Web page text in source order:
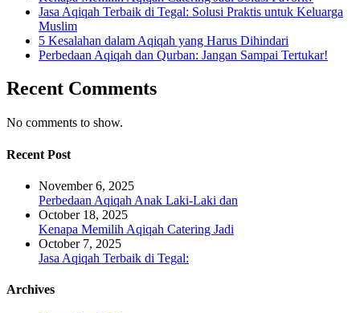
Jasa Aqiqah Terbaik di Tegal: Solusi Praktis untuk Keluarga
Muslim
5 Kesalahan dalam Aqiqah yang Harus Dihindari
Perbedaan Aqiqah dan Qurban: Jangan Sampai Tertukar!
Recent Comments
No comments to show.
Recent Post
November 6, 2025
Perbedaan Aqiqah Anak Laki-Laki dan
October 18, 2025
Kenapa Memilih Aqiqah Catering Jadi
October 7, 2025
Jasa Aqiqah Terbaik di Tegal:
Archives